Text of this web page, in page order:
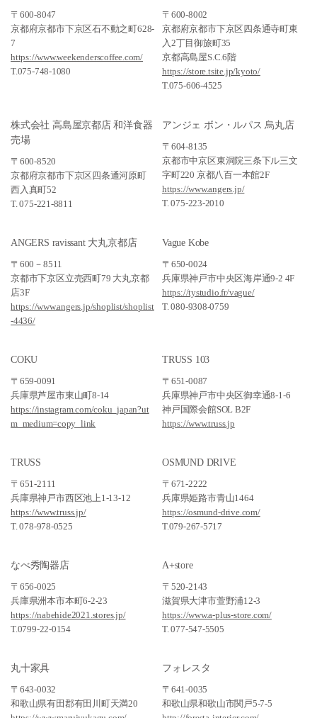
〒600-8047
京都府京都市下京区石不動之町628-
7
https://www.weekenderscoffee.com/
T.075-748-1080
〒600-8002
京都府京都市下京区四条通寺町東
入2丁目御旅町35
京都高島屋S.C.6階
https://store.tsite.jp/kyoto/
T.075-606-4525
株式会社 高島屋京都店 和洋食器
売場
〒600-8520
京都府京都市下京区四条通河原町
西入真町52
T. 075-221-8811
アンジェ ボン・ルパス 烏丸店
〒604-8135
京都市中京区東洞院三条下ル三文
字町220 京都八百一本館2F
https://www.angers.jp/
T. 075-223-2010
ANGERS ravissant 大丸京都店
〒600－8511
京都市下京区立売西町79 大丸京都
店3F
https://www.angers.jp/shoplist/shoplist
-4436/
Vague Kobe
〒650-0024
兵庫県神戸市中央区海岸通9-2 4F
https://tystudio.fr/vague/
T. 080-9308-0759
COKU
〒659-0091
兵庫県芦屋市東山町8-14
https://instagram.com/coku_japan?ut
m_medium=copy_link
TRUSS 103
〒651-0087
兵庫県神戸市中央区御幸通8-1-6
神戸国際会館SOL B2F
https://www.truss.jp
TRUSS
〒651-2111
兵庫県神戸市西区池上1-13-12
https://www.truss.jp/
T. 078-978-0525
OSMUND DRIVE
〒671-2222
兵庫県姫路市青山1464
https://osmund-drive.com/
T.079-267-5717
なべ秀陶器店
〒656-0025
兵庫県洲本市本町6-2-23
https://nabehide2021.stores.jp/
T.0799-22-0154
A+store
〒520-2143
滋賀県大津市萱野浦12-3
https://www.a-plus-store.com/
T. 077-547-5505
丸十家具
〒643-0032
和歌山県有田郡有田川町天満20
フォレスタ
〒641-0035
和歌山県和歌山市関戸5-7-5